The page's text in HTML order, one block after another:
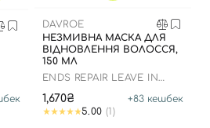
DAVROE
НЕЗМИВНА МАСКА ДЛЯ
ВІДНОВЛЕННЯ ВОЛОССЯ,
150 МЛ
ENDS REPAIR LEAVE IN
1,670₴ +83 кешбек
5.00 (1)
авторизації/реєстрації ви
Далі